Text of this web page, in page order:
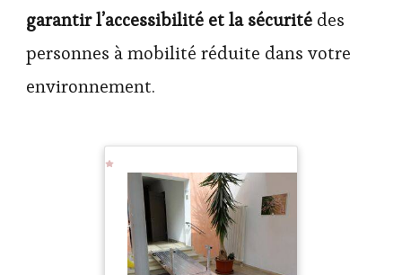
garantir l’accessibilité et la sécurité des
personnes à mobilité réduite dans votre
environnement.